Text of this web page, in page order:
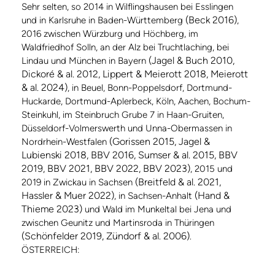
Sehr selten, so 2014 in Wilflingshausen bei Esslingen
und in Karlsruhe in Baden-Württemberg (Beck 2016),
2016 zwischen Würzburg und Höchberg, im
Waldfriedhof Solln, an der Alz bei Truchtlaching, bei
Lindau und München in Bayern (Jagel & Buch 2010,
Dickoré & al. 2012, Lippert & Meierott 2018, Meierott
& al. 2024), in Beuel, Bonn-Poppelsdorf, Dortmund-
Huckarde, Dortmund-Aplerbeck, Köln, Aachen, Bochum-
Steinkuhl, im Steinbruch Grube 7 in Haan-Gruiten,
Düsseldorf-Volmerswerth und Unna-Obermassen in
Nordrhein-Westfalen (Gorissen 2015, Jagel &
Lubienski 2018, BBV 2016, Sumser & al. 2015, BBV
2019, BBV 2021, BBV 2022, BBV 2023), 2015 und
2019 in Zwickau in Sachsen (Breitfeld & al. 2021,
Hassler & Muer 2022), in Sachsen-Anhalt (Hand &
Thieme 2023) und Wald im Munkeltal bei Jena und
zwischen Geunitz und Martinsroda in Thüringen
(Schönfelder 2019, Zündorf & al. 2006).
ÖSTERREICH: